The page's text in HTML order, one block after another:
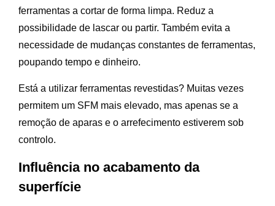
ferramentas a cortar de forma limpa. Reduz a
possibilidade de lascar ou partir. Também evita a
necessidade de mudanças constantes de ferramentas,
poupando tempo e dinheiro.
Está a utilizar ferramentas revestidas? Muitas vezes
permitem um SFM mais elevado, mas apenas se a
remoção de aparas e o arrefecimento estiverem sob
controlo.
Influência no acabamento da
superfície